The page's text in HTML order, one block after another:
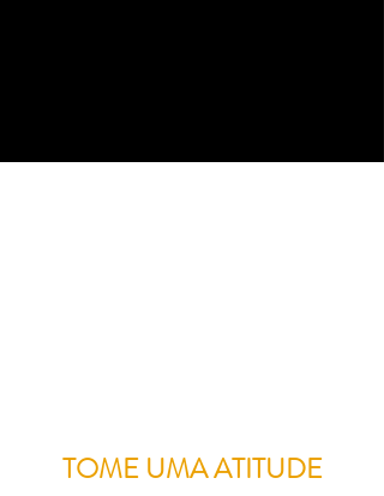
TOME UMA ATITUDE